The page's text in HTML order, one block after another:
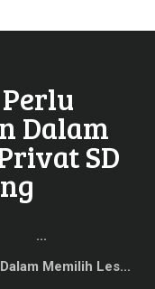
Dalam
SD
...
Memilih Les...